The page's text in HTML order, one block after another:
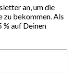
an, um die
zu bekommen. Als
% auf Deinen